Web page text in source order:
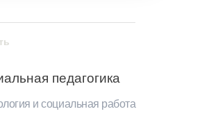
педагогика
и социальная работа